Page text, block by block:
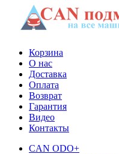
Корзина
О нас
Доставка
Оплата
Возврат
Гарантия
Видео
Контакты
CAN ODO+